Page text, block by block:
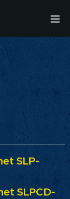
SLP-
SLPCD-